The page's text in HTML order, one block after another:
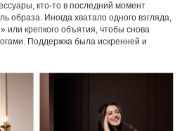
кто-то в последний момент
образа. Иногда хватало одного взгляда,
или крепкого объятия, чтобы снова
Поддержка была искренней и